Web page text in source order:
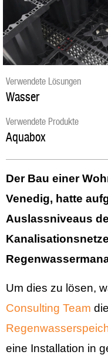
Verwendete Lösungen
Wasser
Verwendete Produkte
Aquabox
Der Bau einer
Venedig, hatte
Auslassniveaus
Um dies zu lösen,
Consulting Team die
eine Installation in